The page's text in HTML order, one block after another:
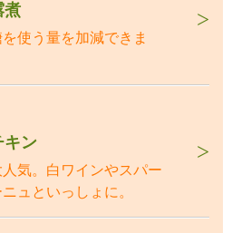
煮
使う量を加減できま
キン
気。白ワインやスパー
ュといっしょに。